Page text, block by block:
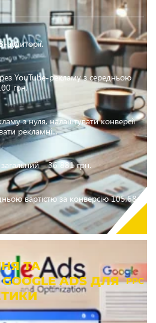
аудиторії.
YouTube-рекламу з середньою
грн.
з нуля, налаштувати конверсії
рекламні...
– 36 881 грн.
вартістю за конверсію 105,68
ТА
ADS ДЛЯ
PPC